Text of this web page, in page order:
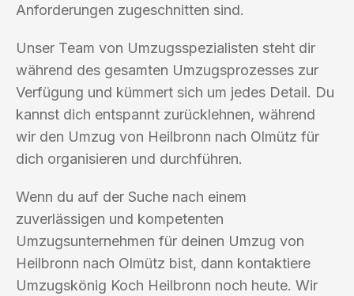
Anforderungen zugeschnitten sind.
Unser Team von Umzugsspezialisten steht dir
während des gesamten Umzugsprozesses zur
Verfügung und kümmert sich um jedes Detail. Du
kannst dich entspannt zurücklehnen, während
wir den Umzug von Heilbronn nach Olmütz für
dich organisieren und durchführen.
Wenn du auf der Suche nach einem
zuverlässigen und kompetenten
Umzugsunternehmen für deinen Umzug von
Heilbronn nach Olmütz bist, dann kontaktiere
Umzugskönig Koch Heilbronn noch heute. Wir